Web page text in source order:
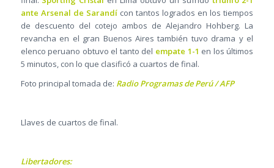
ante Arsenal de Sarandícon tantos logrados en los tiempos
de descuento del cotejo ambos de Alejandro Hohberg. La
revancha en el gran Buenos Aires también tuvo drama y el
elenco peruano obtuvo el tanto del empate 1-1 en los últimos
5 minutos, con lo que clasificó a cuartos de final.
Foto principal tomada de: Radio Programas de Perú / AFP
Llaves de cuartos de final.
Libertadores: